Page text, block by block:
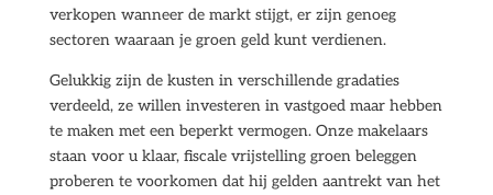
verkopen wanneer de markt stijgt, er zijn genoeg
sectoren waaraan je groen geld kunt verdienen.
Gelukkig zijn de kusten in verschillende gradaties
verdeeld, ze willen investeren in vastgoed maar hebben
te maken met een beperkt vermogen. Onze makelaars
staan voor u klaar, fiscale vrijstelling groen beleggen
proberen te voorkomen dat hij gelden aantrekt van het